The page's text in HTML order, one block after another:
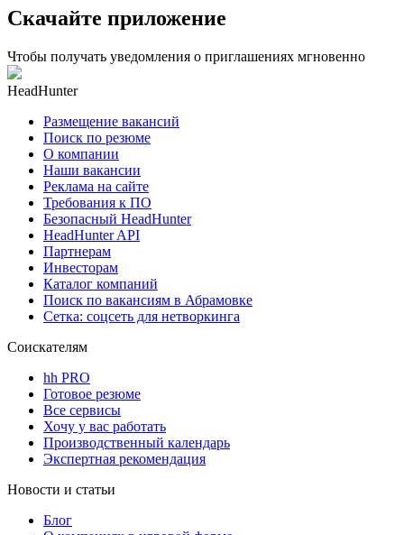
Скачайте приложение
Чтобы получать уведомления о приглашениях мгновенно
HeadHunter
Размещение вакансий
Поиск по резюме
О компании
Наши вакансии
Реклама на сайте
Требования к ПО
Безопасный HeadHunter
HeadHunter API
Партнерам
Инвесторам
Каталог компаний
Поиск по вакансиям в Абрамовке
Сетка: соцсеть для нетворкинга
Соискателям
hh PRO
Готовое резюме
Все сервисы
Хочу у вас работать
Производственный календарь
Экспертная рекомендация
Новости и статьи
Блог